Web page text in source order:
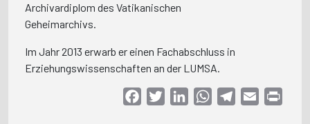
Archivardiplom des Vatikanischen
Geheimarchivs.
Im Jahr 2013 erwarb er einen Fachabschluss in
Erziehungswissenschaften an der LUMSA.
FacebookTwitterLinkedInWhatsAppTelegram
Email